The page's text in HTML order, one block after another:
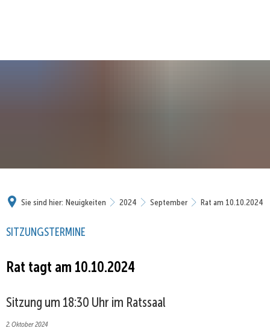
Sie sind hier: Neuigkeiten 2024 September Rat am 10.10.2024
SITZUNGSTERMINE
Rat tagt am 10.10.2024
Sitzung um 18:30 Uhr im Ratssaal
2. Oktober 2024